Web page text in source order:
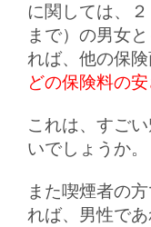
に関しては、
まで）の男女
れば、他の保
どの保険料の安
これは、すご
いでしょうか。
また喫煙者の
れば、男性で